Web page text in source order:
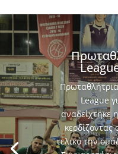
League
αναδείχτηκε
τελικό την